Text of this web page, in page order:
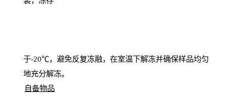
于-20℃，避免反复冻融，在室温下解冻并确保样品均匀
地充分解冻。
自备物品